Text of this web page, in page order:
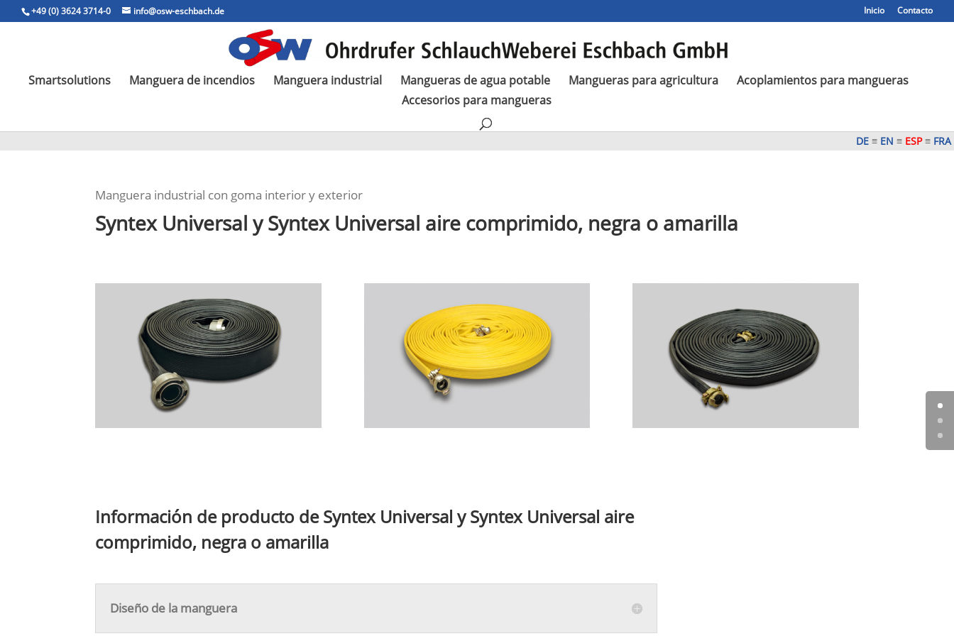
+49 (0) 3624 3714-0 info@osw-eschbach.de Inicio Contacto
Smartsolutions Manguera de incendios Manguera industrial Mangueras de agua potable Mangueras para agricultura
Acoplamientos para mangueras
Accesorios para mangueras
DE ≡ EN ≡ ESP≡ FRA
Manguera industrial con goma interior y exterior
Syntex Universal y Syntex Universal aire comprimido, negra o amarilla
Información de producto de Syntex Universal y Syntex Universal aire
comprimido, negra o amarilla
Diseño de la manguera